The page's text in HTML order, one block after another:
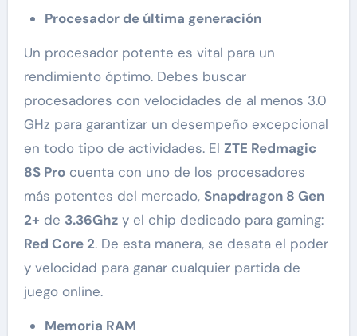
Procesador de última generación
Un procesador potente es vital para un
rendimiento óptimo. Debes buscar
procesadores con velocidades de al menos 3.0
GHz para garantizar un desempeño excepcional
en todo tipo de actividades. El ZTE Redmagic
8S Procuenta con uno de los procesadores
más potentes del mercado, Snapdragon 8 Gen
2+ de 3.36Ghzy el chip dedicado para gaming:
Red Core 2. De esta manera, se desata el poder
y velocidad para ganar cualquier partida de
juego online.
Memoria RAM